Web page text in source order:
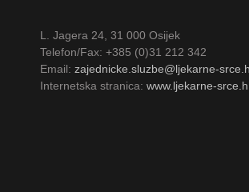
L. Jagera 24, 31 000 Osijek
Telefon/Fax: +385 (0)31 212 342
Email: zajednicke.sluzbe@ljekarne-
Internetska stranica: www.ljekarne-